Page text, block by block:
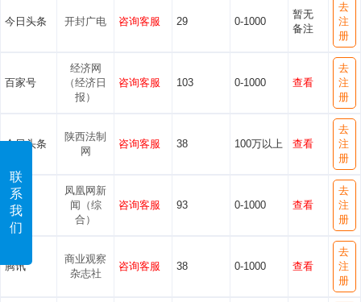
联
系
我
们
今日头条 开封广电 咨询客服 29 0-1000
暂无
备注
去
注
册
百家号
经济网
（经济日
报）
咨询客服 103 0-1000 查看
去
注
册
今日头条
陕西法制
网
咨询客服 38 100万以上 查看
去
注
册
凤凰
凤凰网新
闻（综
合）
咨询客服 93 0-1000 查看
去
注
册
腾讯
商业观察
杂志社
咨询客服 38 0-1000 查看
去
注
册